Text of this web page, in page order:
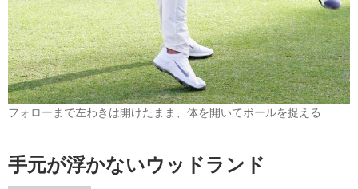
フォローまで左わきは開けたまま、体を開いてボールを捉える
手元が浮かないウッドランド